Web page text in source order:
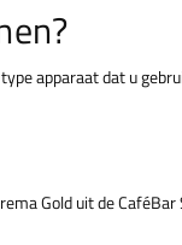
apparaat dat u
Gold uit de